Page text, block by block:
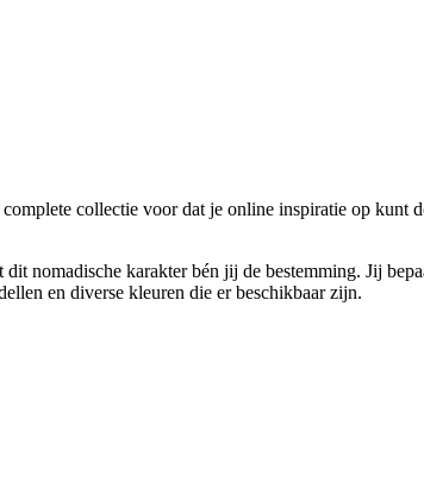
collectie voor dat je online inspiratie op kunt
nomadische karakter bén jij de bestemming. Jij
en diverse kleuren die er beschikbaar zijn.